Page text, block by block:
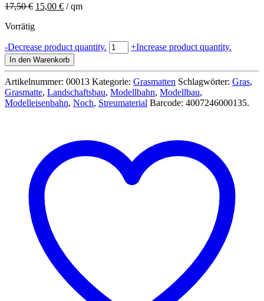
war:
17,50€ 15,00 € /qm
Vorrätig
-Decrease product quantity. Grasmatte
Wiese
100
cm
-
+Increase product quantity.
In den Warenkorb
Artikelnummer: 00013 Kategorie: Grasmatten Schlagwörter: Gras,
Grasmatte, Landschaftsbau, Modellbahn, Modellbau,
Modelleisenbahn, Noch, Streumaterial Barcode: 4007246000135.